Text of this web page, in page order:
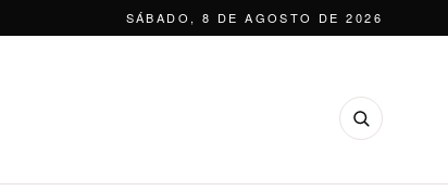
SÁBADO, 8 DE AGOSTO DE 2026